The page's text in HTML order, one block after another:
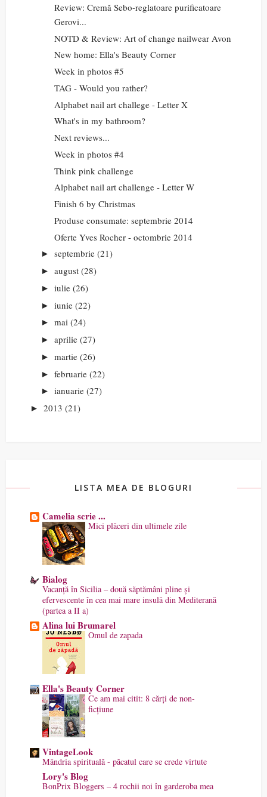
Review: Cremă Sebo-reglatoare purificatoare
Gerovi...
NOTD & Review: Art of change nailwear Avon
New home: Ella's Beauty Corner
Week in photos #5
TAG - Would you rather?
Alphabet nail art challege - Letter X
What's in my bathroom?
Next reviews...
Week in photos #4
Think pink challenge
Alphabet nail art challenge - Letter W
Finish 6 by Christmas
Produse consumate: septembrie 2014
Oferte Yves Rocher - octombrie 2014
► septembrie (21)
► august (28)
► iulie (26)
► iunie (22)
► mai (24)
► aprilie (27)
► martie (26)
► februarie (22)
► ianuarie (27)
► 2013 (21)
LISTA MEA DE BLOGURI
Camelia scrie ...
Mici plăceri din ultimele zile
Bialog
Vacanță în Sicilia – două săptămâni pline și
efervescente în cea mai mare insulă din Mediterană
(partea a II a)
Alina lui Brumarel
Omul de zapada
Ella's Beauty Corner
Ce am mai citit: 8 cărți de non-
ficțiune
VintageLook
Mândria spirituală - păcatul care se crede virtute
Lory's Blog
BonPrix Bloggers – 4 rochii noi în garderoba mea